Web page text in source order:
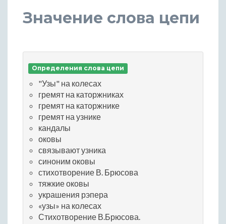
Значение слова цепи
Определения слова цепи
"Узы" на колесах
гремят на каторжниках
гремят на каторжнике
гремят на узнике
кандалы
оковы
связывают узника
синоним оковы
стихотворение В. Брюсова
тяжкие оковы
украшения рэпера
«узы» на колесах
Стихотворение В.Брюсова.